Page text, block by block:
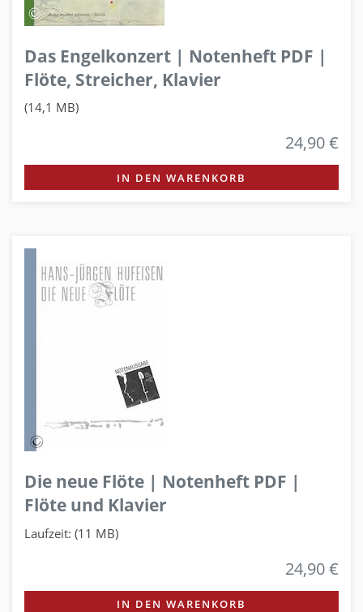
Das Engelkonzert | Notenheft PDF |
Flöte, Streicher, Klavier
(14,1 MB)
24,90 €
IN DEN WARENKORB
Die neue Flöte | Notenheft PDF |
Flöte und Klavier
Laufzeit: (11 MB)
24,90 €
IN DEN WARENKORB